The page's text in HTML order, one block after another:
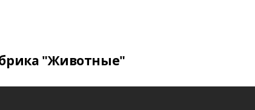
"Животные"